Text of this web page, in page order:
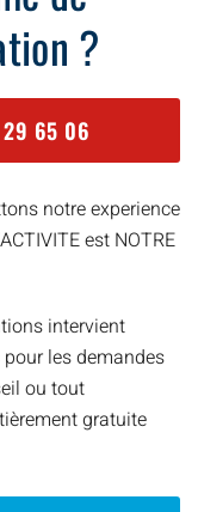
?
65 06
notre experience
est NOTRE
intervient
les demandes
ou tout
gratuite